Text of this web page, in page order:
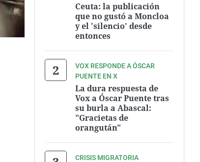
Ceuta: la publicación
que no gustó a Moncloa
y el 'silencio' desde
entonces
VOX RESPONDE A ÓSCAR
PUENTE EN X
La dura respuesta de
Vox a Óscar Puente tras
su burla a Abascal:
"Gracietas de
orangután"
CRISIS MIGRATORIA